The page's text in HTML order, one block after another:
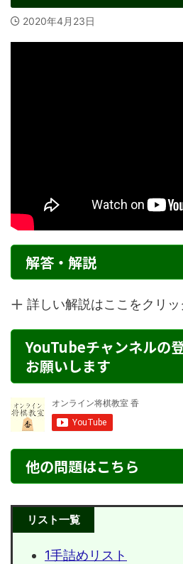
2020年4月23日
解答・解説
詳しい解説はここをクリッ
YouTubeチャンネルの
お願いします
他の問題はこちら
リスト一覧
1手詰めリスト